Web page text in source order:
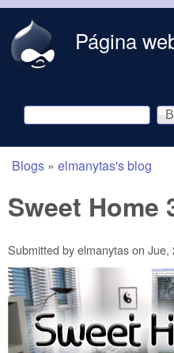
Página
Formulario de
Buscar
You are here
Blogs » elmanytas's blog
Sweet Home
Submitted byelmanytason Jue,